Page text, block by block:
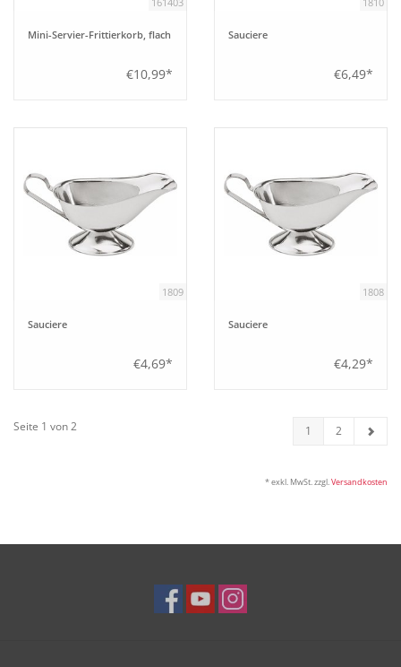
Mini-Servier-Frittierkorb, flach
€10,99*
Sauciere
€6,49*
1809
Sauciere
€4,69*
1808
Sauciere
€4,29*
Seite 1 von 2 1 2
* exkl. MwSt. zzgl.Versandkosten